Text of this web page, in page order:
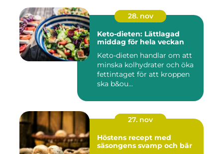
28. nov
Keto-dieten: Lättlagad
middag för hela veckan
Keto-dieten handlar om att
minska kolhydrater och öka
fettintaget för att kroppen
ska b&ou...
27. nov
Höstens recept med
säsongens svamp och bär